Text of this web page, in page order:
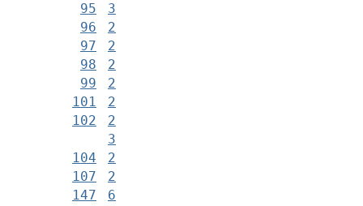
95
3
96
2
97
2
98
2
99
2
101
2
102
2
3
104
2
107
2
147
6